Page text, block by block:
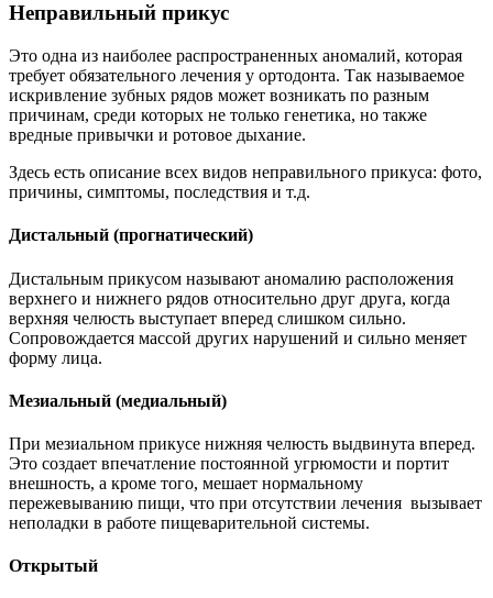
Неправильный прикус
Это одна из наиболее распространенных аномалий, которая
требует обязательного лечения у ортодонта. Так называемое
искривление зубных рядов может возникать по разным
причинам, среди которых не только генетика, но также
вредные привычки и ротовое дыхание.
Здесь есть описание всех видов неправильного прикуса: фото,
причины, симптомы, последствия и т.д.
Дистальный (прогнатический)
Дистальным прикусом называют аномалию расположения
верхнего и нижнего рядов относительно друг друга, когда
верхняя челюсть выступает вперед слишком сильно.
Сопровождается массой других нарушений и сильно меняет
форму лица.
Мезиальный (медиальный)
При мезиальном прикусе нижняя челюсть выдвинута вперед.
Это создает впечатление постоянной угрюмости и портит
внешность, а кроме того, мешает нормальному
пережевыванию пищи, что при отсутствии лечения вызывает
неполадки в работе пищеварительной системы.
Открытый